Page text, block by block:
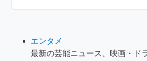
エンタメ
最新の芸能ニュース、映画・ド